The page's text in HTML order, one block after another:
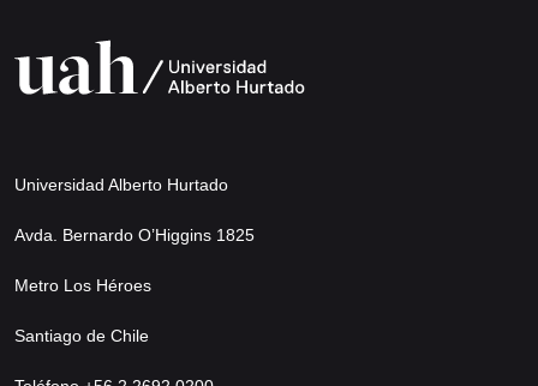
Universidad Alberto Hurtado
Avda. Bernardo O’Higgins 1825
Metro Los Héroes
Santiago de Chile